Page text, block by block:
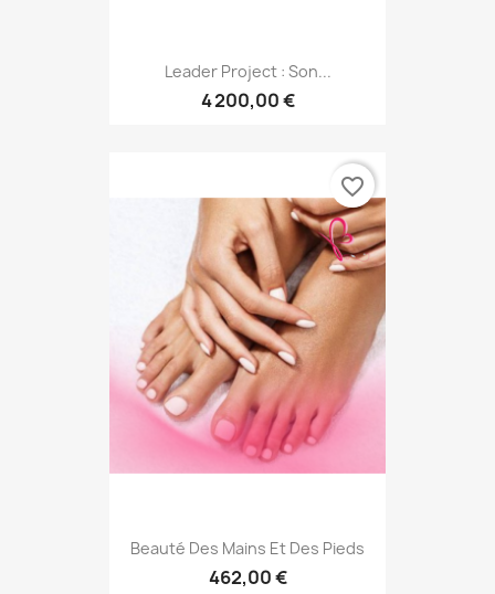
Leader Project : Son...
4 200,00 €
Beauté Des Mains Et Des Pieds
462,00 €
favorite_border